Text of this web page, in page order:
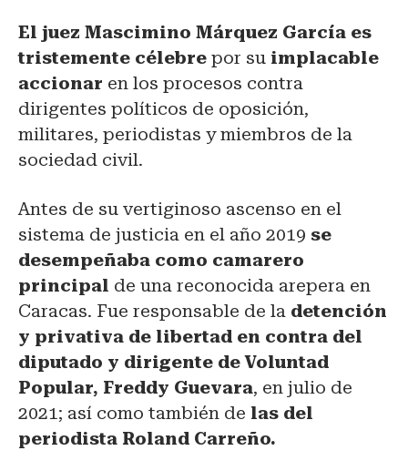
El juez Mascimino Márquez García es
tristemente célebre por su implacable
accionar en los procesos contra
dirigentes políticos de oposición,
militares, periodistas y miembros de la
sociedad civil.
Antes de su vertiginoso ascenso en el
sistema de justicia en el año 2019 se
desempeñaba como camarero
principal de una reconocida arepera en
Caracas. Fue responsable de la detención
y privativa de libertad en contra del
diputado y dirigente de Voluntad
Popular, Freddy Guevara, en julio de
2021; así como también de las del
periodista Roland Carreño.